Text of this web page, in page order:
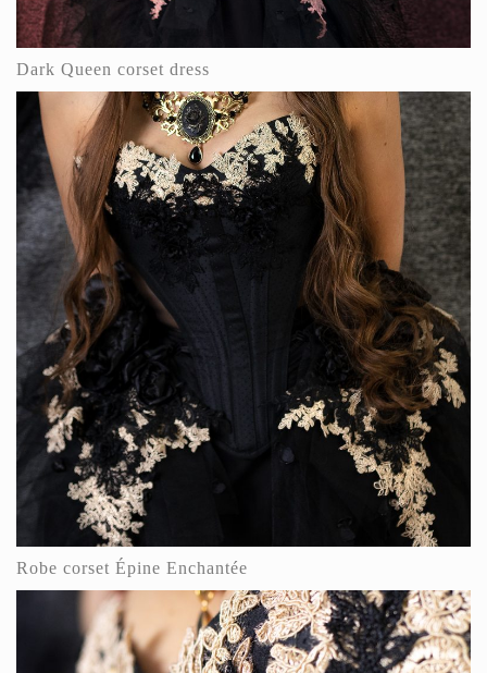
Dark Queen corset dress
Robe corset Épine Enchantée